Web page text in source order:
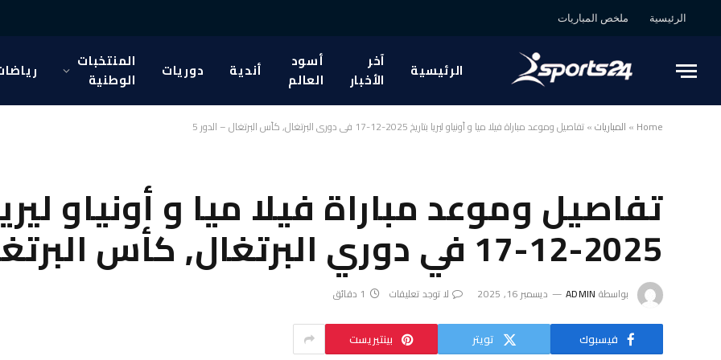
الرئيسية ملخص المباريات
الرئيسية
آخر
الأخبار
أسود
العالم
أندية دوريات
المنتخبات
الوطنية
Home
» المباريات»تفاصيل وموعد مباراة فيلا ميا و أونياو ليريا بتاريخ 2025-12-17 في دوري البرتغال, كأس البرتغال – الدور 5
تفاصيل وموعد مباراة فيلا ميا و أونياو
2025-12-17 في دوري البرتغال, كأس البرتغال – الدور 5
بواسطة ADMIN ديسمبر 16, 2025 لا توجد تعليقات 1 دقائق
فيسبوك تويتر بينتيريست